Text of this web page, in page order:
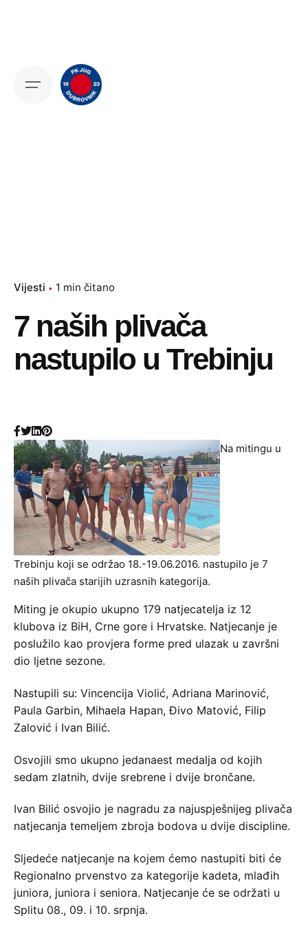
Vijesti 1 min čitano
7 naših plivača
nastupilo u Trebinju
Na mitingu u
Trebinju koji se održao 18.-19.06.2016. nastupilo je 7
naših plivača starijih uzrasnih kategorija.
Miting je okupio ukupno 179 natjecatelja iz 12
klubova iz BiH, Crne gore i Hrvatske. Natjecanje je
poslužilo kao provjera forme pred ulazak u završni
dio ljetne sezone.
Nastupili su: Vincencija Violić, Adriana Marinović,
Paula Garbin, Mihaela Hapan, Đivo Matović, Filip
Zalović i Ivan Bilić.
Osvojili smo ukupno jedanaest medalja od kojih
sedam zlatnih, dvije srebrene i dvije brončane.
Ivan Bilić osvojio je nagradu za najuspješnijeg plivača
natjecanja temeljem zbroja bodova u dvije discipline.
Sljedeće natjecanje na kojem ćemo nastupiti biti će
Regionalno prvenstvo za kategorije kadeta, mlađih
juniora, juniora i seniora. Natjecanje će se održati u
Splitu 08., 09. i 10. srpnja.